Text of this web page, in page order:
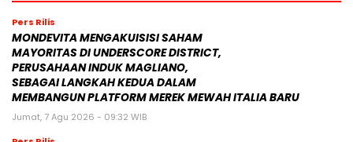
Pers Rilis
MONDEVITA MENGAKUISISI SAHAM
MAYORITAS DI UNDERSCORE DISTRICT,
PERUSAHAAN INDUK MAGLIANO,
SEBAGAI LANGKAH KEDUA DALAM
MEMBANGUN PLATFORM MEREK MEWAH ITALIA BARU
Jumat, 7 Agu 2026 - 09:32 WIB